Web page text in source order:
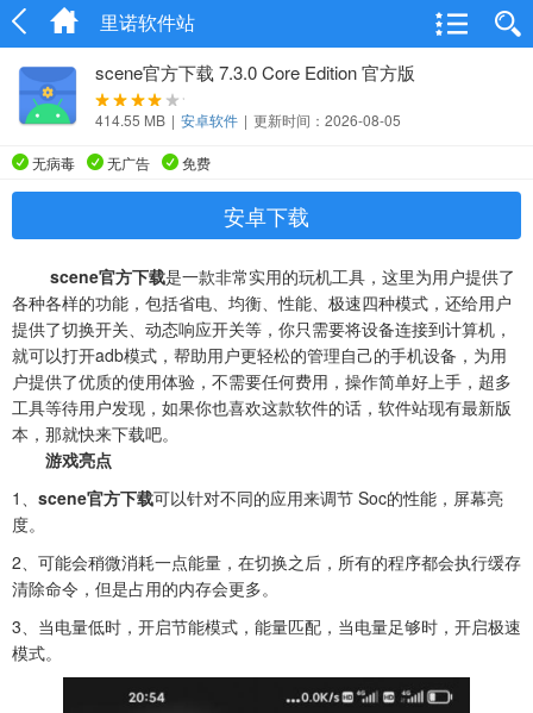
里诺软件站
scene官方下载 7.3.0 Core Edition 官方版
414.55 MB | 安卓软件 | 更新时间：2026-08-05
无病毒 无广告 免费
安卓下载
scene官方下载是一款非常实用的玩机工具，这里为用户提供了
各种各样的功能，包括省电、均衡、性能、极速四种模式，还给用户
提供了切换开关、动态响应开关等，你只需要将设备连接到计算机，
就可以打开adb模式，帮助用户更轻松的管理自己的手机设备，为用
户提供了优质的使用体验，不需要任何费用，操作简单好上手，超多
工具等待用户发现，如果你也喜欢这款软件的话，软件站现有最新版
本，那就快来下载吧。
游戏亮点
1、 scene官方下载可以针对不同的应用来调节 Soc的性能，屏幕亮
度。
2、可能会稍微消耗一点能量，在切换之后，所有的程序都会执行缓存
清除命令，但是占用的内存会更多。
3、当电量低时，开启节能模式，能量匹配，当电量足够时，开启极速
模式。